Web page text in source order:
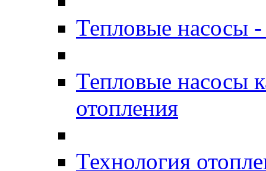
Тепловые насосы
Тепловые насосы
отопления
Технология